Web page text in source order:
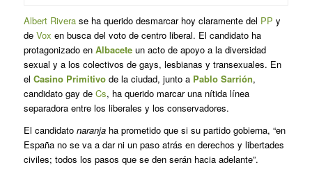
Albert Riverase ha querido desmarcar hoy claramente del PP y
de Vox en busca del voto de centro liberal. El candidato ha
protagonizado en Albaceteun acto de apoyo a la diversidad
sexual y a los colectivos de gays, lesbianas y transexuales. En
el Casino Primitivode la ciudad, junto a Pablo Sarrión,
candidato gay de Cs, ha querido marcar una nítida línea
separadora entre los liberales y los conservadores.
El candidato naranjaha prometido que si su partido gobierna, “en
España no se va a dar ni un paso atrás en derechos y libertades
civiles; todos los pasos que se den serán hacia adelante”.